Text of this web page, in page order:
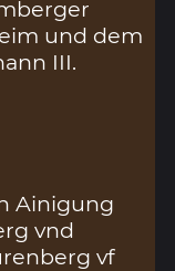
und dem
III.
Ainigung
vnd
vf